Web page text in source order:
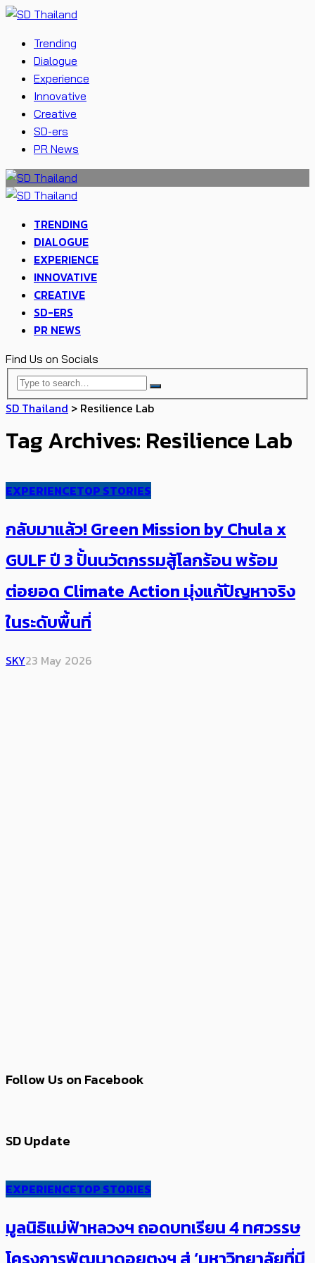
Trending
Dialogue
Experience
Innovative
Creative
SD-ers
PR News
TRENDING
DIALOGUE
EXPERIENCE
INNOVATIVE
CREATIVE
SD-ERS
PR NEWS
Find Us on Socials
SD Thailand > Resilience Lab
Tag Archives: Resilience Lab
EXPERIENCETOP STORIES
กลับมาแล้ว! Green Mission by Chula x
GULF ปี 3 ​​ปั้นนวัตกรรมสู้โลกร้อน พร้อม
ต่อยอด Climate Action มุ่งแก้ปัญหาจริง
ในระดับพื้นที่
SKY23 May 2026
Follow Us on Facebook
SD Update
EXPERIENCETOP STORIES
มูลนิธิแม่ฟ้าหลวงฯ ถอดบทเรียน 4 ทศวรรษ